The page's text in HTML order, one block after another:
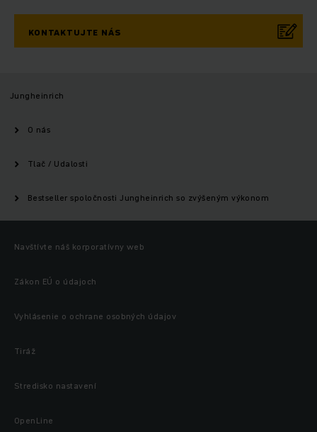
KONTAKTUJTE NÁS
Jungheinrich
O nás
Tlač / Udalosti
Bestseller spoločnosti Jungheinrich so zvýšeným výkonom
Navštívte náš korporatívny web
Zákon EÚ o údajoch
Vyhlásenie o ochrane osobných údajov
Tiráž
Stredisko nastavení
OpenLine